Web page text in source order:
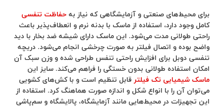
برای محیط‌های صنعتی و آزمایشگاهی که نیاز به حفاظت تنفسی
کامل وجود دارد، استفاده از ماسک با بدنه نرم و انعطاف‌پذیر باعث
راحتی طولانی مدت می‌شود. این ماسک دارای شیشه ضد بخار با دید
واضح بوده و اتصال فیلتر به صورت چرخشی انجام می‌شود. دریچه
تنفسی دوبل برای افزایش راحتی تنفس طراحی شده و وزن سبک آن
امکان استفاده طولانی بدون خستگی را فراهم می‌کند. سایز این
ماسک شیمیایی تک فیلتر قابل تنظیم است و با کش‌های کشویی
می‌توان آن را با انواع شکل و اندازه صورت هماهنگ کرد. استفاده از
این تجهیزات در محیط‌هایی مانند آزمایشگاه، پالایشگاه و سم‌پاشی